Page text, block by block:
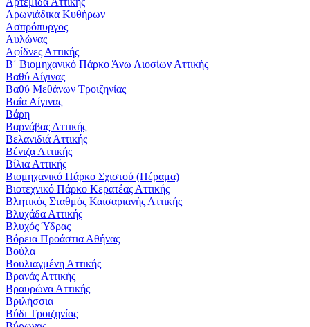
Αρωνιάδικα Κυθήρων
Ασπρόπυργος
Αυλώνας
Αφίδνες Αττικής
Β΄ Βιομηχανικό Πάρκο Άνω Λιοσίων Αττικής
Βαθύ Αίγινας
Βαθύ Μεθάνων Τροιζηνίας
Βαΐα Αίγινας
Βάρη
Βαρνάβας Αττικής
Βελανιδιά Αττικής
Βένιζα Αττικής
Βίλια Αττικής
Βιομηχανικό Πάρκο Σχιστού (Πέραμα)
Βιοτεχνικό Πάρκο Κερατέας Αττικής
Βλητικός Σταθμός Καισαριανής Αττικής
Βλυχάδα Αττικής
Βλυχός Ύδρας
Βόρεια Προάστια Αθήνας
Βούλα
Βουλιαγμένη Αττικής
Βρανάς Αττικής
Βραυρώνα Αττικής
Βριλήσσια
Βύδι Τροιζηνίας